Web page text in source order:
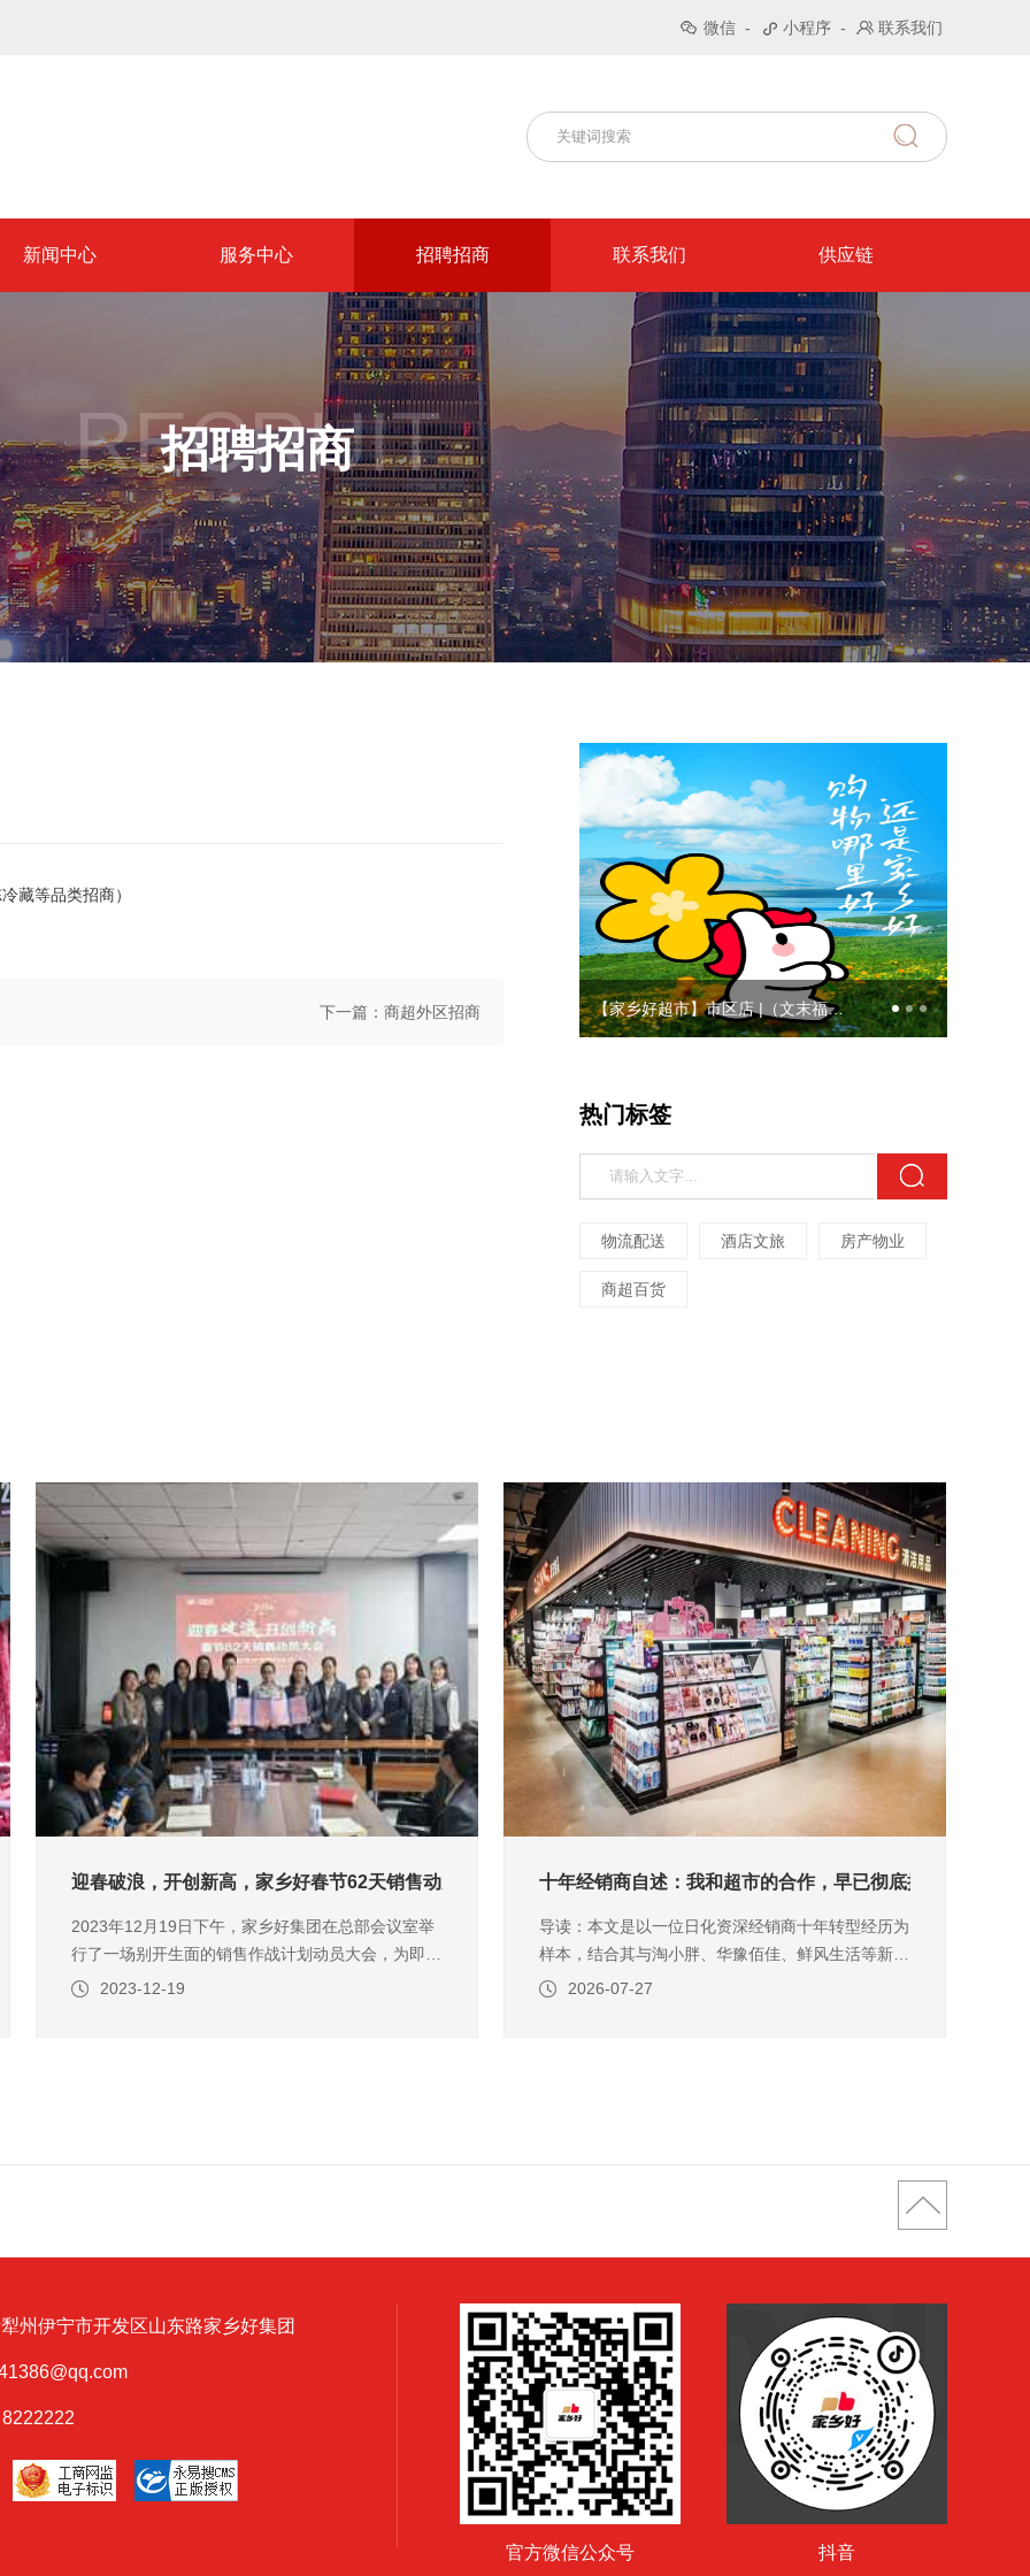
微信 - 小程序 - 联系我们
新闻中心 服务中心 招聘招商 联系我们 供应链
招聘招商
RECRUIT
藏等品类招商）
下一篇： 商超外区招商 【家乡好超市】市区店 |（文末福利）赴一场丝路味觉之约，7月19日至7月24日，新疆特产旅游节福利抢先看！
热门标签
物流配送 酒店文旅 房产物业
商超百货
零售咨询）迎春破浪，开创新高，家乡好春节62天销售动员大会圆满召开~
2023年12月19日下午，家乡好集团在总部会议室举
行了一场别开生面的销售作战计划动员大会，为即将
到来的春节购物档期做好全面部署与准备。来自集团
2023-12-19
十年经销商自述：我和超市的合作，早已彻底换了一套逻辑
导读：本文是以一位日化资深经销商十年转型经历为
样本，结合其与淘小胖、华豫佰佳、鲜风生活等新零
售商超的深度合作案例，完整拆解了二十年时间里，
2026-07-27
州伊宁市开发区山东路家乡好集团
官方微信公众号 抖音